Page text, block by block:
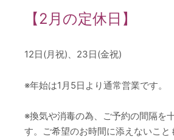
【2月の定休日】
12日(月祝)、23日(金祝)
※年始は1月5日より通常営業です。
※換気や消毒の為、ご予約の間隔を
す。ご希望のお時間に添えないこと